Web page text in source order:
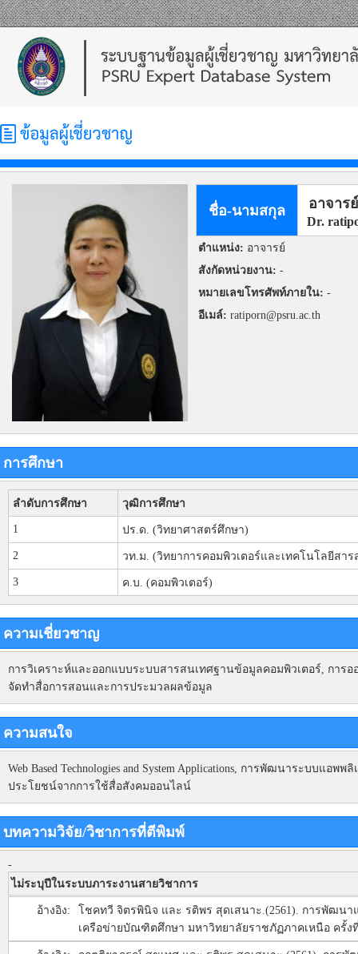
ชื่อ-นามสกุล อาจาร
Dr.
ตำแหน่ง: อาจารย์
สังกัดหน่วยงาน: -
หมายเลขโทรศัพท์ภายใน: -
อีเมล์: ratiporn@psru.ac.th
การศึกษา
ลำดับการศึกษา วุฒิการศึกษา
1 ปร.ด. (วิทยาศาสตร์ศึกษา)
2 วท.ม. (วิทยาการคอมพิวเตอร์และเทคโนโลยีสาร
3 ค.บ. (คอมพิวเตอร์)
ความเชี่ยวชาญ
การวิเคราะห์และออกแบบระบบสารสนเทศฐานข้อมูลคอมพิวเตอร์, กา
จัดทำสื่อการสอนและการประมวลผลข้อมูล
ความสนใจ
Web Based Technologies and System Applications, การพัฒนาระบบ
ประโยชน์จากการใช้สื่อสังคมออนไลน์
บทความวิจัย/วิชาการที่ตีพิมพ์
-
ไม่ระบุปีในระบบภาระงานสายวิชาการ
อ้างอิง:
โชคทวี จิตรพินิจ และ รติพร สุดเสนาะ.(2561). การพัฒน
เครือข่ายบัณฑิตศึกษา มหาวิทยาลัยราชภัฏภาคเหนือ ครั้งที่